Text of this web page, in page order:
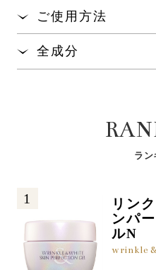
唇の荒れ･乾燥を防ぎ
導きます。
なめらかなつけ心地
※1」が、天性の保水
「ビタミンE※4 」が
デリケートな唇のた
※1:加水分解コンキオリン(保湿
分) ※3:ヒアルロン酸Na(保湿成
カド油、オリーブ油、コメヌカ油
ーズヒップ油(保湿成分)
ご使用方法
て、唇を重ね合わせ
全成分
クス、コメヌカ油、イ
イマージリノール酸水
ン／プロピレン）コポ
ン酸ステアリル、コー
ン酸エチルヘキシル、
ロン酸Ｎａ、ＢＧ、ヒ
ラウロイルグルタミン
ドデシル）、カニナバ
ラン
1
リン
ンパ
ルN
wrinkle